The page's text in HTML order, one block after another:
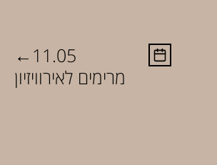
← 11.05
מרימים לאירוויזיון